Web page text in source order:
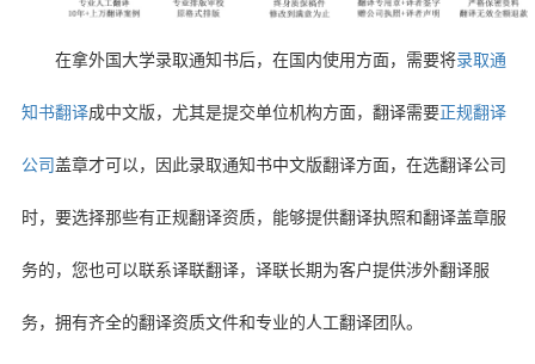
在拿外国大学录取通知书后，在国内使用方面，需要将录取通
知书翻译成中文版，尤其是提交单位机构方面，翻译需要正规翻译
公司 盖章才可以，因此录取通知书中文版翻译方面，在选翻译公司
时，要选择那些有正规翻译资质，能够提供翻译执照和翻译盖章服
务的，您也可以联系译联翻译，译联长期为客户提供涉外翻译服
务，拥有齐全的翻译资质文件和专业的人工翻译团队。